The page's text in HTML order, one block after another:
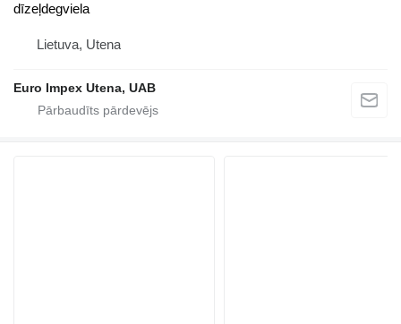
dīzeļdegviela
Lietuva, Utena
Euro Impex Utena, UAB